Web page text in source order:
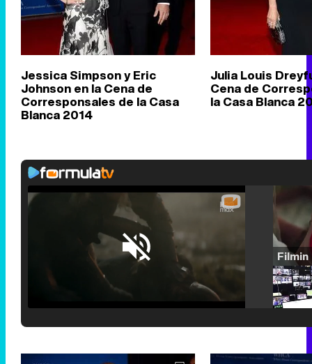
Jessica Simpson y Eric
Johnson en la Cena de
Corresponsales de la Casa
Blanca 2014
Julia Louis
Cena de
la Casa Blanca